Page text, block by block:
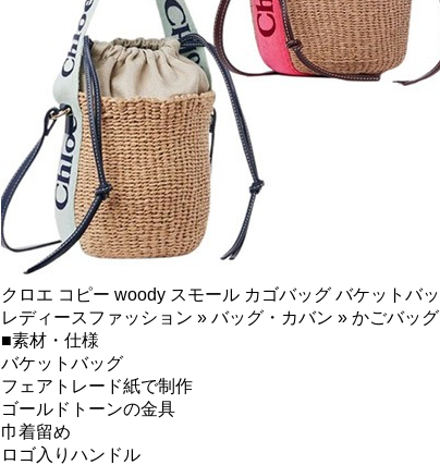
クロエ コピー woody スモール カゴバッグ バケットバ
レディースファッション » バッグ・カバン » かごバッグ
■素材・仕様
バケットバッグ
フェアトレード紙で制作
ゴールドトーンの金具
巾着留め
ロゴ入りハンドル